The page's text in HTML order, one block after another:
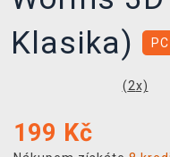
Klasika)
PC
(2x)
199 Kč